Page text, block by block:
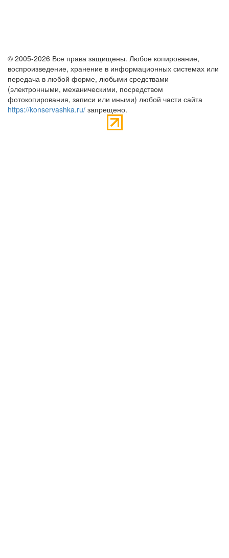
© 2005-2026 Все права защищены. Любое копирование,
воспроизведение, хранение в информационных системах или
передача в любой форме, любыми средствами
(электронными, механическими, посредством
фотокопирования, записи или иными) любой части сайта
https://konservashka.ru/ запрещено.